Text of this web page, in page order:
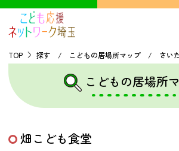
TOP
TOP 探す / こどもの居場所マップ / さい
こどもの居場所
畑こども食堂